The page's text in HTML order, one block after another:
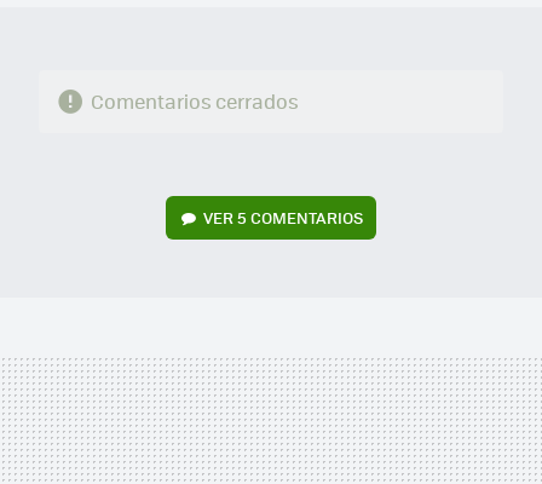
Comentarios cerrados
VER5 COMENTARIOS